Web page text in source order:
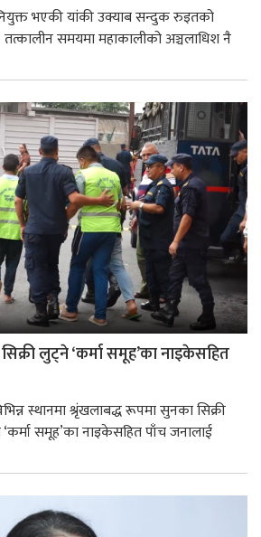
भएकी यांकी उक्याब सन्दुक रुइतको
समयमा महाकालीको अञ्चलाधिश नै
लुट्ने ‘कर्मा समूह’का नाइकेसहित
स्थानमा श्रृंखलाबद्ध रूपमा सुनका सिक्री
समूह’का नाइकेसहित पाँच जनालाई